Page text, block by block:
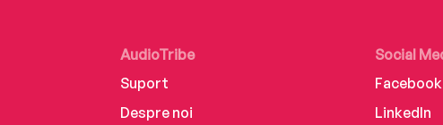
AudioTribe
Suport
Despre noi
Social
Facebook
LinkedIn